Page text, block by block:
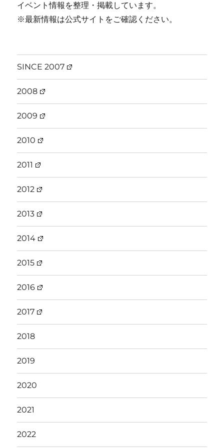
イベント情報を整理・掲載しています。
※最新情報は公式サイトをご確認ください。
SINCE 2007
2008
2009
2010
2011
2012
2013
2014
2015
2016
2017
2018
2019
2020
2021
2022